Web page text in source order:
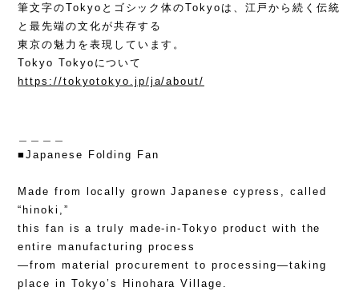
筆文字のTokyoとゴシック体のTokyoは、江戸から続く伝統
と最先端の文化が共存する
東京の魅力を表現しています。
Tokyo Tokyoについて
https://tokyotokyo.jp/ja/about/
■Japanese Folding Fan
Made from locally grown Japanese cypress, called
“hinoki,”
this fan is a truly made-in-Tokyo product with the
entire manufacturing process
—from material procurement to processing—taking
place in Tokyo’s Hinohara Village.